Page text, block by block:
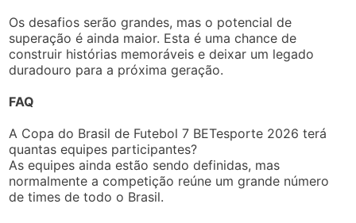
Os desafios serão grandes, mas o potencial de
superação é ainda maior. Esta é uma chance de
construir histórias memoráveis e deixar um legado
duradouro para a próxima geração.
FAQ
A Copa do Brasil de Futebol 7 BETesporte 2026 terá
quantas equipes participantes?
As equipes ainda estão sendo definidas, mas
normalmente a competição reúne um grande número
de times de todo o Brasil.